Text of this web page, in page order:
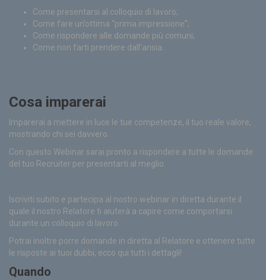
Come presentarsi al colloquio di lavoro;
Come fare un’ottima “prima impressione”;
Come rispondere alle domande più comuni;
Come non farti prendere dall’ansia.
Cosa imparerai
Imparerai a mettere in luce le tue competenze, il tuo reale valore,
mostrando chi sei davvero.
Con questo Webinar sarai pronto a rispondere a tutte le domande
del tuo Recruiter per presentarti al meglio.
Iscriviti subito e partecipa al nostro webinar in diretta durante il
quale il nostro Relatore ti aiuterà a capire come comportarsi
durante un colloquio di lavoro.
Potrai inoltre porre domande in diretta al Relatore e ottenere tutte
le risposte ai tuoi dubbi, ecco qui tutti i dettagli!
Quando